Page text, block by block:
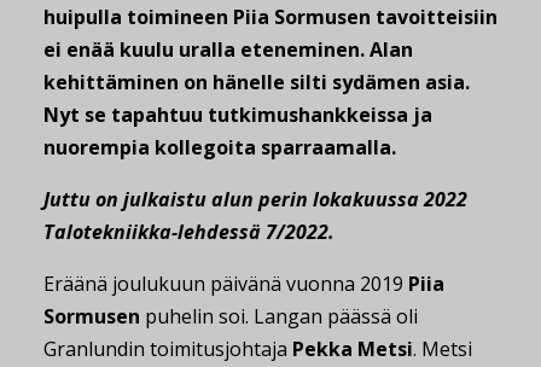
huipulla toimineen Piia Sormusen tavoitteisiin
ei enää kuulu uralla eteneminen. Alan
kehittäminen on hänelle silti sydämen asia.
Nyt se tapahtuu tutkimushankkeissa ja
nuorempia kollegoita sparraamalla.
Juttu on julkaistu alun perin lokakuussa 2022
Talotekniikka-lehdessä 7/2022.
Eräänä joulukuun päivänä vuonna 2019 Piia
Sormusen puhelin soi. Langan päässä oli
Granlundin toimitusjohtaja Pekka Metsi. Metsi